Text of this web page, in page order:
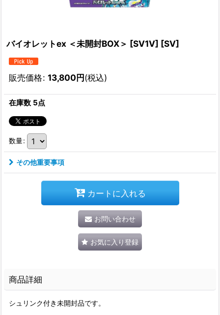
バイオレットex ＜未開封BOX＞ [SV1V] [SV]
販売価格: 13,800円(税込)
在庫数 5点
数量:
その他重要事項
カートに入れる
お問い合わせ
お気に入り登録
商品詳細
シュリンク付き未開封品です。